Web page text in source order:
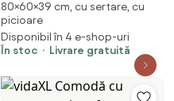
sonoma, 60x39x80 cm, lemn
compozit
80×60×39 cm, cu sertare, cu
picioare
Disponibil în 4 e-shop-uri
În stoc
Livrare gratuită